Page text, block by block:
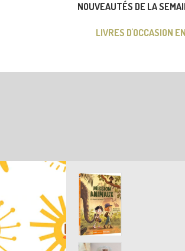
NOUVEAUTÉS DE LA
LIVRES D'OCCASION